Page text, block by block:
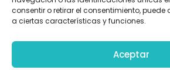
consentir o retirar el consentimiento,
a ciertas características y funciones.
Aceptar
BONPILATES S.L. ha sido beneficiaria
Desarrollo Regional cuyo objetivo es
calidad de las tecnologías de la
apps móviles, otro de Desarrollo de